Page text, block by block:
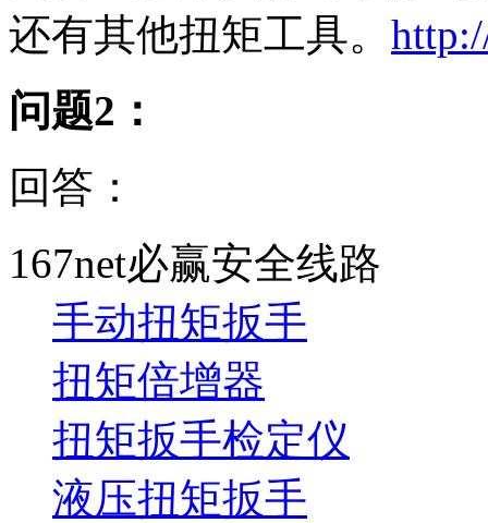
还有其他扭矩工具。
问题2：
回答：
167net必赢安全线路
手动扭矩扳手
扭矩倍增器
扭矩扳手检定仪
液压扭矩扳手